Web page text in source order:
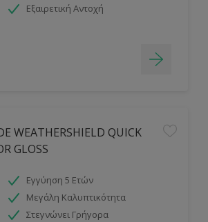
Εξαιρετική Αντοχή
WEATHERSHIELD QUICK
GLOSS
Εγγύηση 5 Ετών
Μεγάλη Καλυπτικότητα
Στεγνώνει Γρήγορα